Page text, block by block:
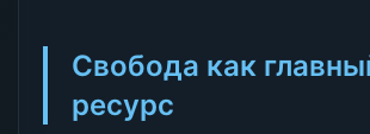
Свобода как
ресурс